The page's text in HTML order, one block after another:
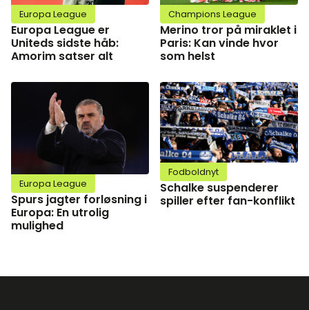
Europa League
Europa League er
Uniteds sidste håb:
Amorim satser alt
Champions League
Merino tror på miraklet i
Paris: Kan vinde hvor
som helst
Europa League
Spurs jagter forløsning i
Europa: En utrolig
mulighed
Fodboldnyt
Schalke suspenderer
spiller efter fan-konflikt